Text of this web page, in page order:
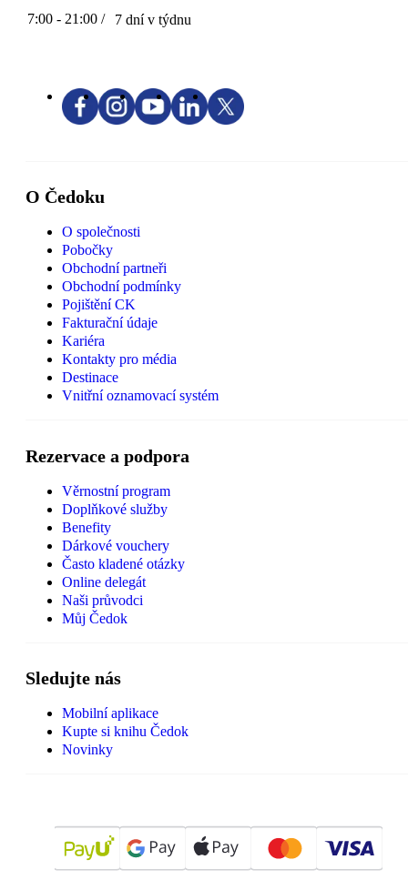
7:00 - 21:00 / 7 dní v týdnu
O Čedoku
O společnosti
Pobočky
Obchodní partneři
Obchodní podmínky
Pojištění CK
Fakturační údaje
Kariéra
Kontakty pro média
Destinace
Vnitřní oznamovací systém
Rezervace a podpora
Věrnostní program
Doplňkové služby
Benefity
Dárkové vouchery
Často kladené otázky
Online delegát
Naši průvodci
Můj Čedok
Sledujte nás
Mobilní aplikace
Kupte si knihu Čedok
Novinky